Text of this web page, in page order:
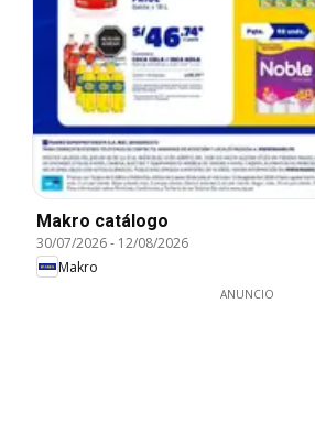
Makro catálogo
30/07/2026- 12/08/2026
Makro
ANUNCIO